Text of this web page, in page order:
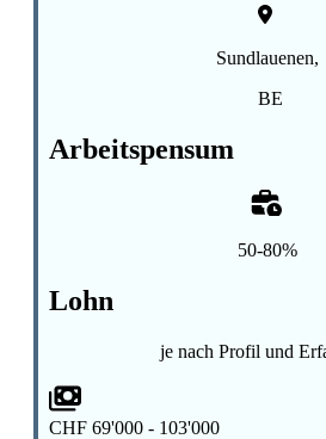
Sundlauenen,
BE
Arbeitspensum
50-80%
Lohn
je nach Profil und
CHF 69'000 - 103'000